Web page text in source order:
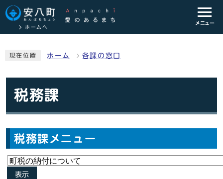
ホームへ
メニュー
現在位置 ホーム 各課の窓口
税務課
税務課メニュー
表示